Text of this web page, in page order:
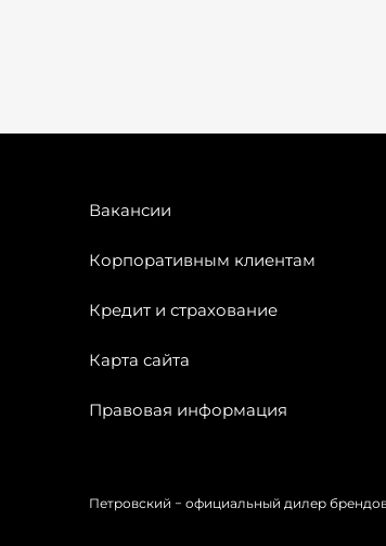
Вакансии
Корпоративным клиентам
Кредит и страхование
Карта сайта
Правовая информация
Петровский − официальный дилер